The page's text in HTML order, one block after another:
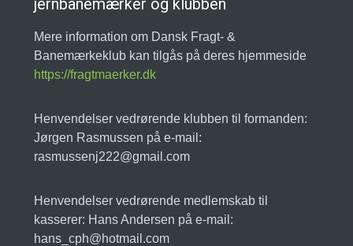
jernbanemærker og klubben
Mere information om Dansk Fragt- &
Banemærkeklub kan tilgås på deres hjemmeside
https://fragtmaerker.dk
Henvendelser vedrørende klubben til formanden:
Jørgen Rasmussen på e-mail:
rasmussenj222@gmail.com
Henvendelser vedrørende medlemskab til
kasserer: Hans Andersen på e-mail:
hans_cph@hotmail.com